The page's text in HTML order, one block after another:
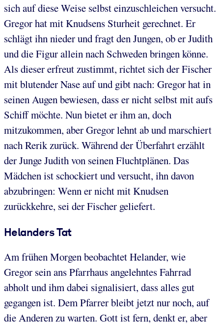
sich auf diese Weise selbst einzuschleichen versucht.
Gregor hat mit Knudsens Sturheit gerechnet. Er
schlägt ihn nieder und fragt den Jungen, ob er Judith
und die Figur allein nach Schweden bringen könne.
Als dieser erfreut zustimmt, richtet sich der Fischer
mit blutender Nase auf und gibt nach: Gregor hat in
seinen Augen bewiesen, dass er nicht selbst mit aufs
Schiff möchte. Nun bietet er ihm an, doch
mitzukommen, aber Gregor lehnt ab und marschiert
nach Rerik zurück. Während der Überfahrt erzählt
der Junge Judith von seinen Fluchtplänen. Das
Mädchen ist schockiert und versucht, ihn davon
abzubringen: Wenn er nicht mit Knudsen
zurückkehre, sei der Fischer geliefert.
Helanders Tat
Am frühen Morgen beobachtet Helander, wie
Gregor sein ans Pfarrhaus angelehntes Fahrrad
abholt und ihm dabei signalisiert, dass alles gut
gegangen ist. Dem Pfarrer bleibt jetzt nur noch, auf
die Anderen zu warten. Gott ist fern, denkt er, aber